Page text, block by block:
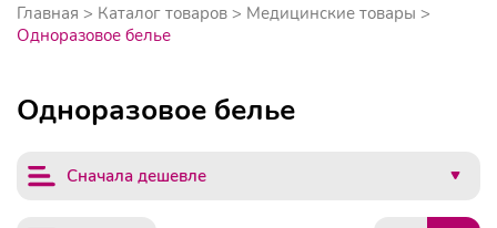
Главная Каталог товаров
Медицинские товары
Одноразовое белье
Одноразовое белье
Сначала дешевле